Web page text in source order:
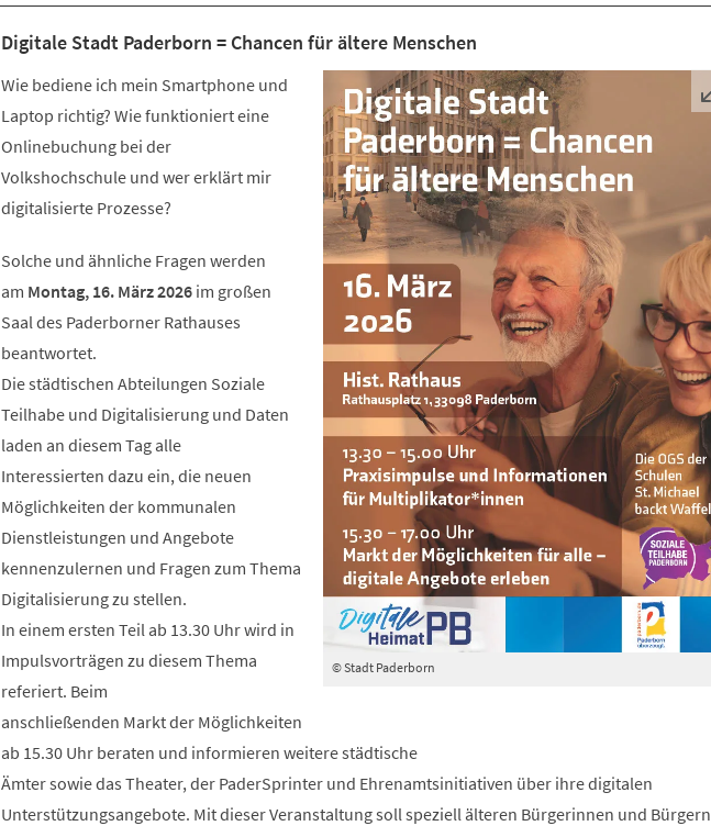
Digitale Stadt Paderborn = Chancen für ältere Menschen
© Stadt Paderborn
Wie bediene ich mein Smartphone und
Laptop richtig? Wie funktioniert eine
Onlinebuchung bei der
Volkshochschule und wer erklärt mir
digitalisierte Prozesse?
Solche und ähnliche Fragen werden
am Montag, 16. März 2026im großen
Saal des Paderborner Rathauses
beantwortet.
Die städtischen Abteilungen Soziale
Teilhabe und Digitalisierung und Daten
laden an diesem Tag alle
Interessierten dazu ein, die neuen
Möglichkeiten der kommunalen
Dienstleistungen und Angebote
kennenzulernen und Fragen zum Thema
Digitalisierung zu stellen.
In einem ersten Teil ab 13.30 Uhr wird in
Impulsvorträgen zu diesem Thema
referiert. Beim
anschließenden Markt der Möglichkeiten
ab 15.30 Uhr beraten und informieren weitere städtische
Ämter sowie das Theater, der PaderSprinter und Ehrenamtsinitiativen über ihre digitalen
Unterstützungsangebote. Mit dieser Veranstaltung soll speziell älteren Bürgerinnen und Bürgern